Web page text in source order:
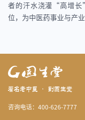
者的汗水浇灌“高增长
位，为中医药事业与产
咨询电话：400-626-7777